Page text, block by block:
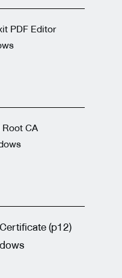
PDF Editor
CA
(p12)